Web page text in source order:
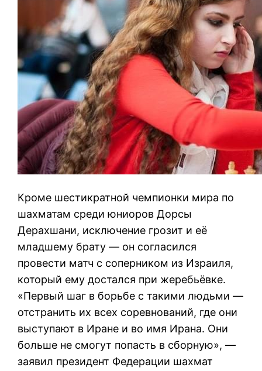
Кроме шестикратной чемпионки мира по
шахматам среди юниоров Дорсы
Дерахшани, исключение грозит и её
младшему брату — он согласился
провести матч с соперником из Израиля,
который ему достался при жеребьёвке.
«Первый шаг в борьбе с такими людьми —
отстранить их всех соревнований, где они
выступают в Иране и во имя Ирана. Они
больше не смогут попасть в сборную», —
заявил президент Федерации шахмат